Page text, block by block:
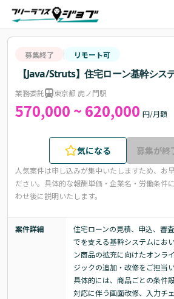
募集終了 リモート可
【Java/Struts】住宅ローン基幹シス
業務委託 東京都 虎ノ門駅
570,000 ~ 620,000 円/月額
気になる 募集が終
人気案件は申し込みが集中いたしますため、お
ださい。 具体的な報酬単価・企業名・労働条件
わせ後に説明いたします。
案件詳細
住宅ローンの見積、申込、審
でを支える基幹システムにお
ン商品の拡充に向けたオンラ
ジックの追加・改修をご担当
具体的には、商品ごとの条件
対応に伴う画面改修、入力チ